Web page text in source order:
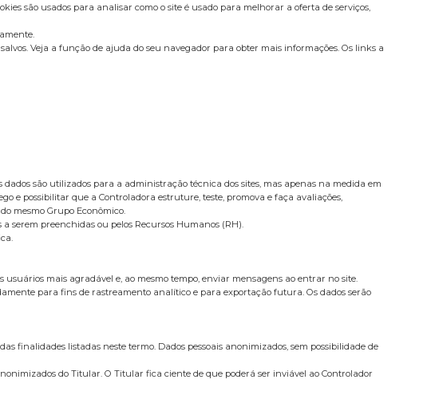
são usados para analisar como o site é usado para melhorar a oferta de serviços,
Veja a função de ajuda do seu navegador para obter mais informações. Os links a
dados são utilizados para a administração técnica dos sites, mas apenas na medida em
e possibilitar que a Controladora estruture, teste, promova e faça avaliações,
mesmo Grupo Econômico.
serem preenchidas ou pelos Recursos Humanos (RH).
mais agradável e, ao mesmo tempo, enviar mensagens ao entrar no site.
para fins de rastreamento analítico e para exportação futura. Os dados serão
finalidades listadas neste termo. Dados pessoais anonimizados, sem possibilidade de
do Titular. O Titular fica ciente de que poderá ser inviável ao Controlador